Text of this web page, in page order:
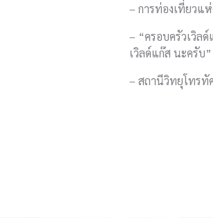
– การท่องเที่ยวแ
– “ครอบครัวเวิล
เวิลด์แก๊ส นะครับ”
– สถานีวิทยุโทรทั